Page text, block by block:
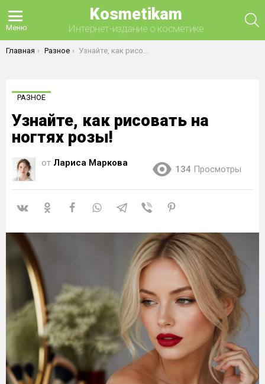
Меню
Kosmetikam
Интернет-издание о косметике
Вы здесь:
Главная Разное Узнайте, как рисовать на ногтях розы!
РАЗНОЕ
Узнайте, как рисовать на
ногтях розы!
от Лариса Маркова
134 Просмотры